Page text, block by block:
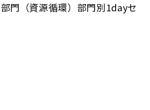
門（資源循環）部門別1dayセ